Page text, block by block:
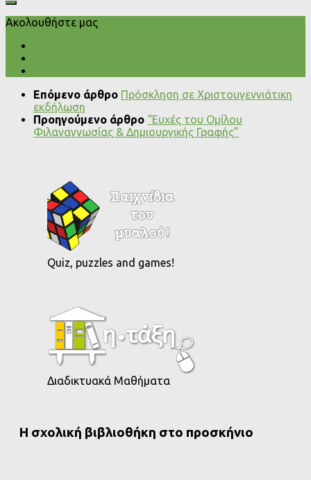
Ακολουθήστε μας
Επόμενο άρθρο Πρόσκληση σε Χριστουγεννιάτικη
εκδήλωση
Προηγούμενο άρθρο “Ευχές του Ομίλου
Φιλαναγνωσίας & Δημιουργικής Γραφής”
Quiz, puzzles and games!
Διαδικτυακά Μαθήματα
Η σχολική βιβλιοθήκη στο προσκήνιο